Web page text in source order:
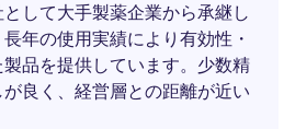
して大手製薬企業から承継し
年の使用実績により有効性・
品を提供しています。少数精
良く、経営層との距離が近い